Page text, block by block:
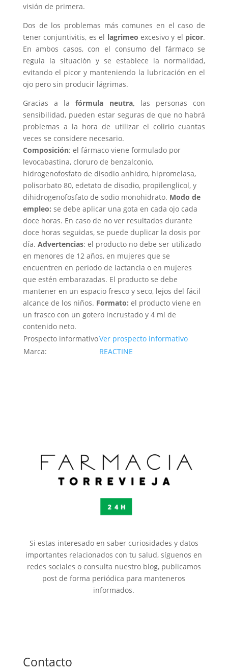
visión de primera.
Dos de los problemas más comunes en el caso de
tener conjuntivitis, es el lagrimeo excesivo y el picor.
En ambos casos, con el consumo del fármaco se
regula la situación y se establece la normalidad,
evitando el picor y manteniendo la lubricación en el
ojo pero sin producir lágrimas.
Gracias a la fórmula neutra, las personas con
sensibilidad, pueden estar seguras de que no habrá
problemas a la hora de utilizar el colirio cuantas
veces se considere necesario.
Composición: el fármaco viene formulado por
levocabastina, cloruro de benzalconio,
hidrogenofosfato de disodio anhidro, hipromelasa,
polisorbato 80, edetato de disodio, propilenglicol, y
dihidrogenofosfato de sodio monohidrato. Modo de
empleo: se debe aplicar una gota en cada ojo cada
doce horas. En caso de no ver resultados durante
doce horas seguidas, se puede duplicar la dosis por
día. Advertencias: el producto no debe ser utilizado
en menores de 12 años, en mujeres que se
encuentren en periodo de lactancia o en mujeres
que estén embarazadas. El producto se debe
mantener en un espacio fresco y seco, lejos del fácil
alcance de los niños. Formato: el producto viene en
un frasco con un gotero incrustado y 4 ml de
contenido neto.
Prospecto informativoVer prospecto informativo
Marca:
REACTINE
Si estas interesado en saber curiosidades y datos
importantes relacionados con tu salud, síguenos en
redes sociales o consulta nuestro blog, publicamos
post de forma periódica para manteneros
informados.
Contacto